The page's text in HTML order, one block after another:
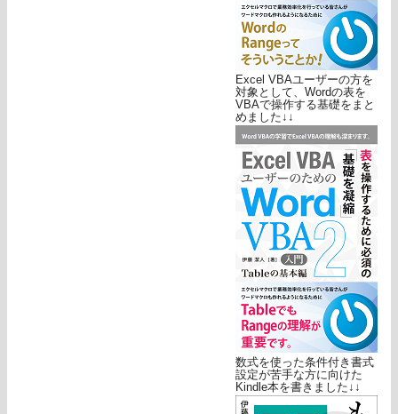
Excel VBAユーザーの方を
対象として、Wordの表を
VBAで操作する基礎をまと
めました↓↓
数式を使った条件付き書式
設定が苦手な方に向けた
Kindle本を書きました↓↓